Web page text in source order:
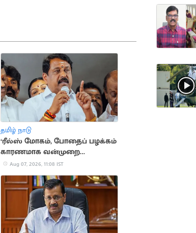
தமிழ் நாடு
‘ரீல்ஸ் மோகம், போதைப் பழக்கம்
காரணமாக வன்முறை
அதிகரிப்பு’.. நயினார்
குற்றச்சாட்டு
Aug 07, 2026, 11:08 IST